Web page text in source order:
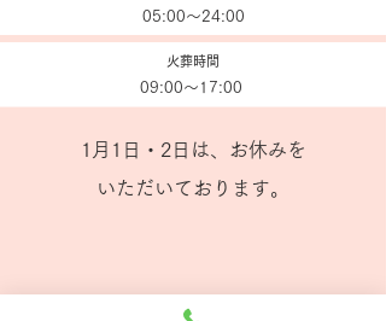
05:00～24:00
火葬時間
09:00～17:00
​1月1日・2日は、お休みを
いただいております。